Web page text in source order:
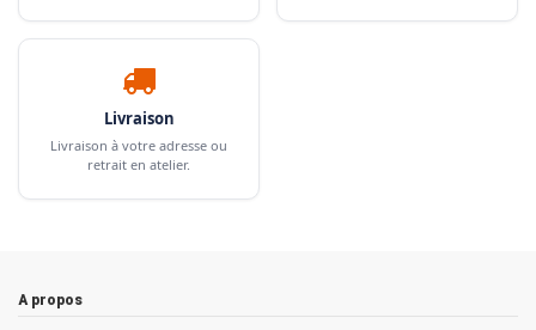
Livraison
Livraison à votre adresse ou
retrait en atelier.
A propos